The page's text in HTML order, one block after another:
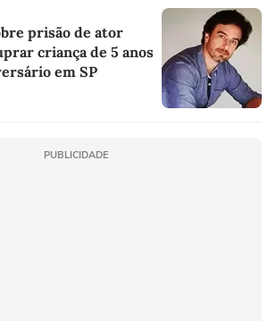
prisão de ator
criança de 5 anos
em SP
PUBLICIDADE